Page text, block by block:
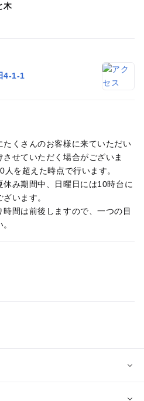
木
4-1-1
たくさんのお客様に来ていただい
せていただく場合がございま
を超えた時点で行います。
休み期間中、日曜日には10時台に
います。
間は前後しますので、一つの目